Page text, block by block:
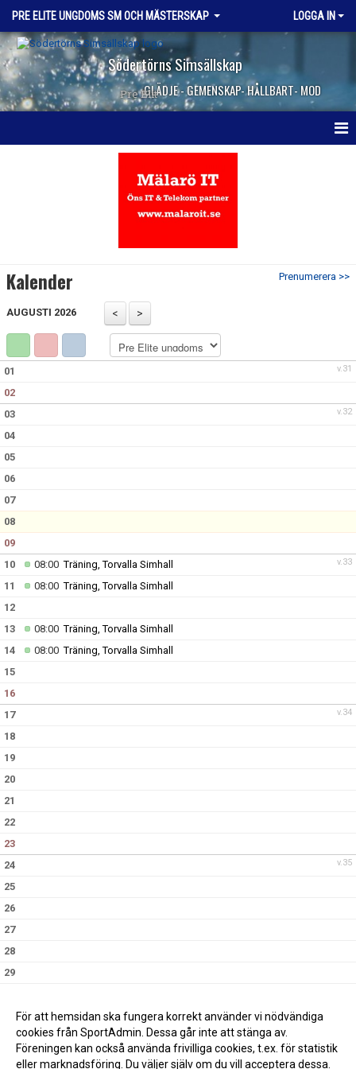
PRE ELITE UNGDOMS SM OCH MÄSTERSKAP LOGGA IN
Södertörns Simsällskap
GLÄDJE - GEMENSKAP- HÅLLBART- MOD
Pre Elit
Prenumerera >>
Kalender
AUGUSTI 2026
v.31
01
02
v.32
03
04
05
06
07
08
09
v.33
10 08:00Träning, Torvalla Simhall
11
08:00Träning, Torvalla Simhall
12
13
08:00Träning, Torvalla Simhall
14
08:00Träning, Torvalla Simhall
15
16
v.34
17
18
19
20
21
22
23
v.35
24
25
26
27
28
29
För att hemsidan ska fungera korrekt använder vi nödvändiga
cookies från SportAdmin. Dessa går inte att stänga av.
Föreningen kan också använda frivilliga cookies, t.ex. för statistik
eller marknadsföring. Du väljer själv om du vill acceptera dessa.